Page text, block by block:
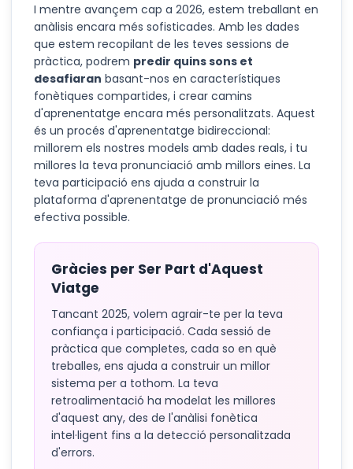
I mentre avançem cap a 2026, estem treballant en
anàlisis encara més sofisticades. Amb les dades
que estem recopilant de les teves sessions de
pràctica, podrem predir quins sons et
desafiaran basant-nos en característiques
fonètiques compartides, i crear camins
d'aprenentatge encara més personalitzats. Aquest
és un procés d'aprenentatge bidireccional:
millorem els nostres models amb dades reals, i tu
millores la teva pronunciació amb millors eines. La
teva participació ens ajuda a construir la
plataforma d'aprenentatge de pronunciació més
efectiva possible.
Gràcies per Ser Part d'Aquest
Viatge
Tancant 2025, volem agrair-te per la teva
confiança i participació. Cada sessió de
pràctica que completes, cada so en què
treballes, ens ajuda a construir un millor
sistema per a tothom. La teva
retroalimentació ha modelat les millores
d'aquest any, des de l'anàlisi fonètica
intel·ligent fins a la detecció personalitzada
d'errors.